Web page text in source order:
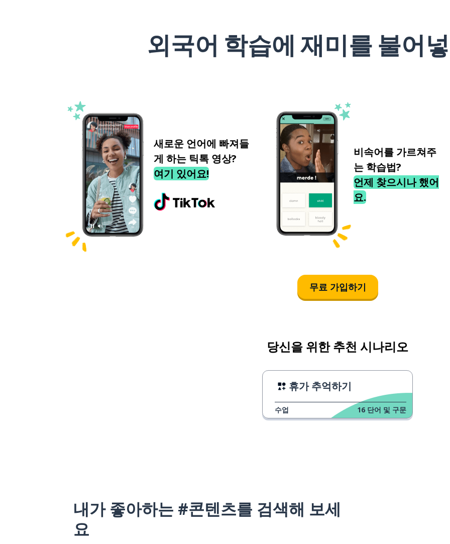
외국어 학습에 재미를 불어
새로운 언어에 빠져들
게 하는 틱톡 영상?
여기 있어요!
비속어를 가르쳐주
는 학습법?
언제 찾으시나 했어
요.
무료 가입하기
당신을 위한 추천 시나리오
휴가 추억하기
수업 16 단어 및 구문
내가 좋아하는 #콘텐츠를 검색해 보세
요